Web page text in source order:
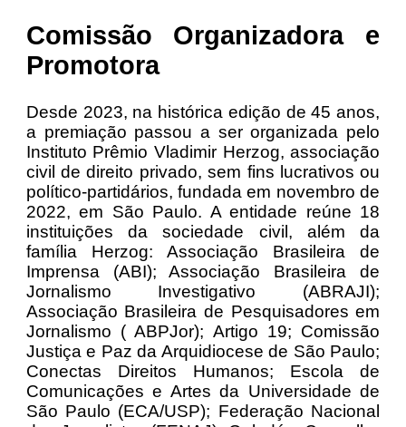
Comissão Organizadora e
Promotora
Desde 2023, na histórica edição de 45 anos,
a premiação passou a ser organizada pelo
Instituto Prêmio Vladimir Herzog, associação
civil de direito privado, sem fins lucrativos ou
político-partidários, fundada em novembro de
2022, em São Paulo. A entidade reúne 18
instituições da sociedade civil, além da
família Herzog: Associação Brasileira de
Imprensa (ABI); Associação Brasileira de
Jornalismo Investigativo (ABRAJI);
Associação Brasileira de Pesquisadores em
Jornalismo ( ABPJor); Artigo 19; Comissão
Justiça e Paz da Arquidiocese de São Paulo;
Conectas Direitos Humanos; Escola de
Comunicações e Artes da Universidade de
São Paulo (ECA/USP); Federação Nacional